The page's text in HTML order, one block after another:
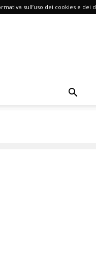
sull’uso dei cookies e dei